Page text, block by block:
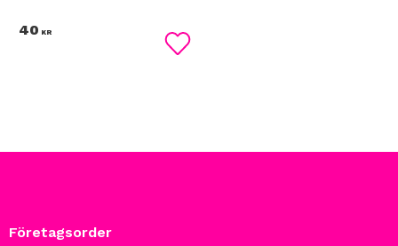
40 KR
Lägg till i favoriter
Företagsorder